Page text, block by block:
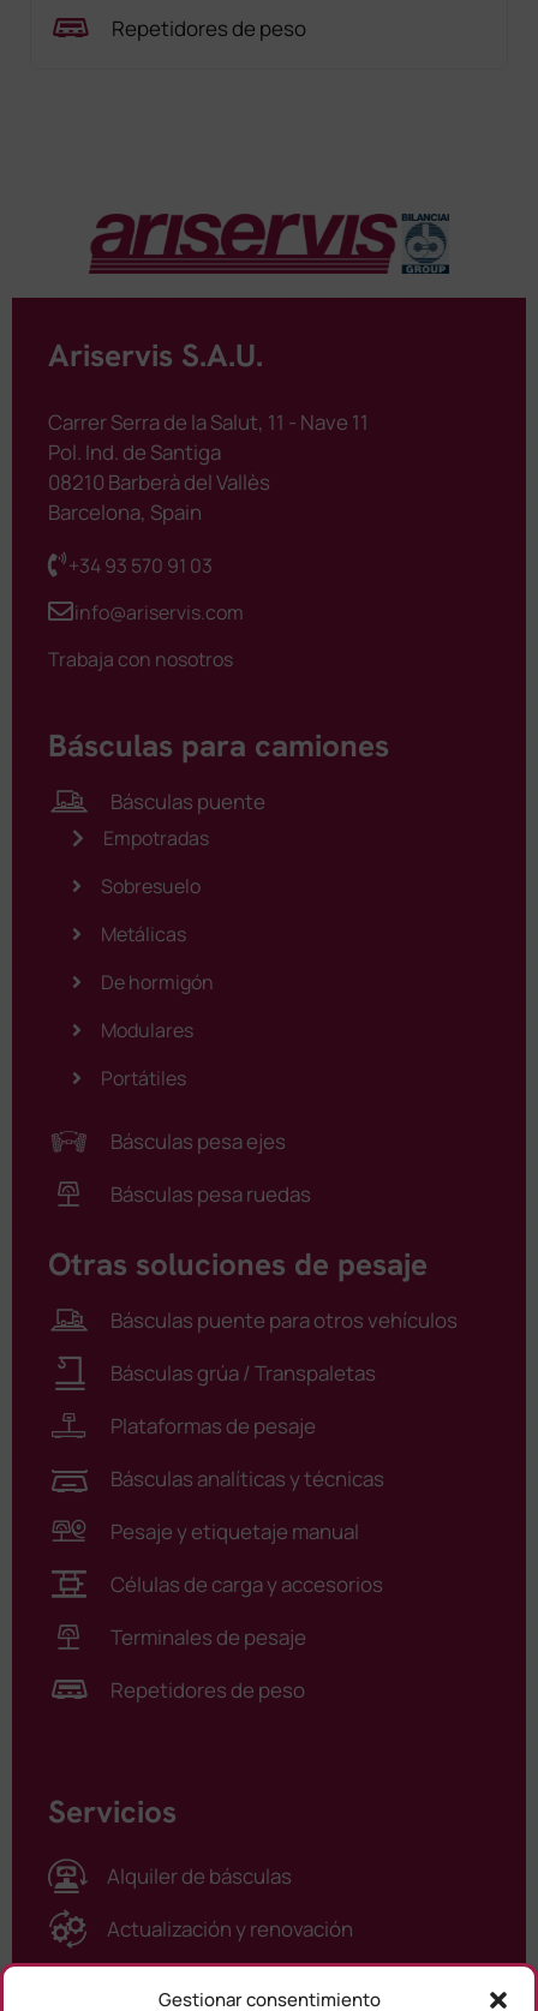
Gestionar consentimiento
Repetidores de peso
Ariservis S.A.U.
Carrer Serra de la Salut, 11 - Nave 11
Pol. Ind. de Santiga
08210 Barberà del Vallès
Barcelona, Spain
+34 93 570 91 03
info@ariservis.com
Trabaja con nosotros
Básculas para camiones
Básculas puente
Empotradas
Sobresuelo
Metálicas
De hormigón
Modulares
Portátiles
Básculas pesa ejes
Básculas pesa ruedas
Otras soluciones de pesaje
Básculas puente para otros vehículos
Básculas grúa / Transpaletas
Plataformas de pesaje
Básculas analíticas y técnicas
Pesaje y etiquetaje manual
Células de carga y accesorios
Terminales de pesaje
Repetidores de peso
Servicios
Alquiler de básculas
Actualización y renovación